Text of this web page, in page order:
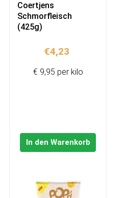
Coertjens
Schmorfleisch
(425g)
€4,23
In den Warenkorb
€ 9,95 per kilo